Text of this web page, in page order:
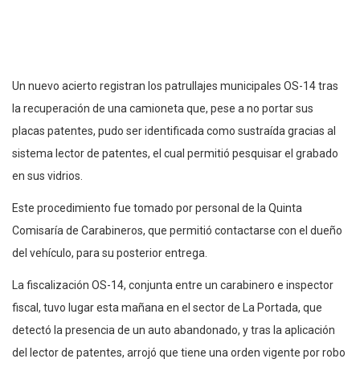
Un nuevo acierto registran los patrullajes municipales OS-14 tras
la recuperación de una camioneta que, pese a no portar sus
placas patentes, pudo ser identificada como sustraída gracias al
sistema lector de patentes, el cual permitió pesquisar el grabado
en sus vidrios.
Este procedimiento fue tomado por personal de la Quinta
Comisaría de Carabineros, que permitió contactarse con el dueño
del vehículo, para su posterior entrega.
La fiscalización OS-14, conjunta entre un carabinero e inspector
fiscal, tuvo lugar esta mañana en el sector de La Portada, que
detectó la presencia de un auto abandonado, y tras la aplicación
del lector de patentes, arrojó que tiene una orden vigente por robo